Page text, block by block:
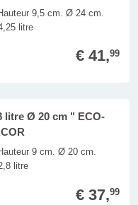
9,5 cm. Ø 24 cm.
litre
€ 41,99
litre Ø 20 cm " ECO-
9 cm. Ø 20 cm.
litre
€ 37,99